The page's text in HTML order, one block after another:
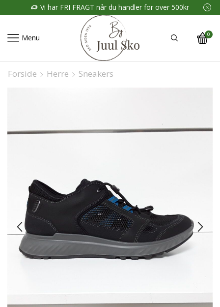
Vi har FRI FRAGT når du handler for over 500kr
Menu 0
Forside Herre Sneakers